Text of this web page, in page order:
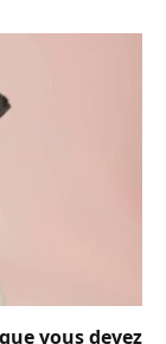
vous devez